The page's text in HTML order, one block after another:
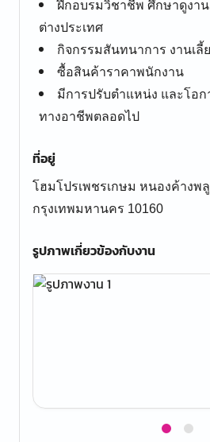
ฝึกอบรมวิชาชีพ ศึกษาดูงาน
ต่างประเทศ
กิจกรรมสันทนาการ งานเลี้
ซื้อสินค้าราคาพนักงาน
มีการปรับตำแหน่ง และโอ
ทางอาชีพตลอดไป
ที่อยู่
โฮมโปรเพชรเกษม หนองค้างพ
กรุงเทพมหานคร 10160
รูปภาพเกี่ยวข้องกับงาน